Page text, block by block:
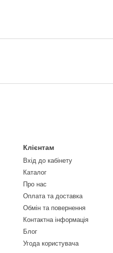
Клієнтам
Вхід до кабінету
Каталог
Про нас
Оплата та доставка
Обмін та повернення
Контактна інформація
Блог
Угода користувача